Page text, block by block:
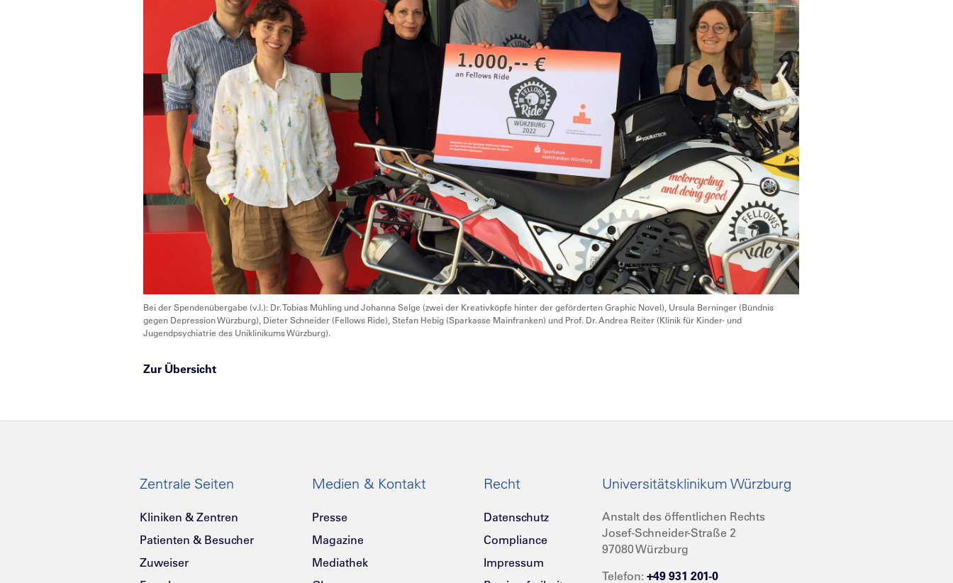
Bei der Spendenübergabe (v.l.): Dr. Tobias Mühling und Johanna Selge (zwei der Kreativköpfe hinter der geförderten Graphic Novel), Ursula Berninger (Bündnis
gegen Depression Würzburg), Dieter Schneider (Fellows Ride), Stefan Hebig (Sparkasse Mainfranken) und Prof. Dr. Andrea Reiter (Klinik für Kinder- und
Jugendpsychiatrie des Uniklinikums Würzburg).
Zur Übersicht
Zentrale Seiten
Kliniken & Zentren
Patienten & Besucher
Zuweiser
Medien & Kontakt
Presse
Magazine
Mediathek
Recht
Datenschutz
Compliance
Impressum
Universitätsklinikum Würzburg
Anstalt des öffentlichen Rechts
Josef-Schneider-Straße 2
97080 Würzburg
Telefon: +49 931 201-0